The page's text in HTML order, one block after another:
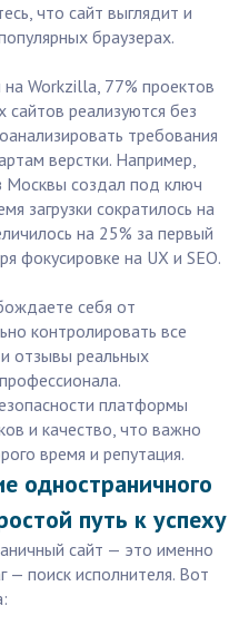
что сайт выглядит и
браузерах.
Workzilla, 77% проектов
реализуются без
требования
верстки. Например,
Москвы создал под ключ
загрузки сократилось на
на 25% за первый
фокусировке на UX и SEO.
себя от
контролировать все
отзывы реальных
платформы
и качество, что важно
время и репутация.
одностраничного
путь к успеху
сайт — это именно
поиск исполнителя. Вот